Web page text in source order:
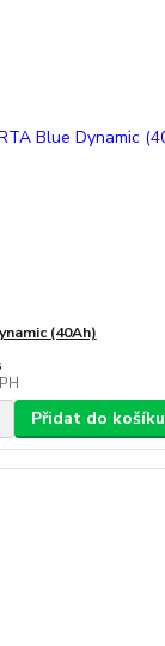
(40Ah)
Přidat do košíku